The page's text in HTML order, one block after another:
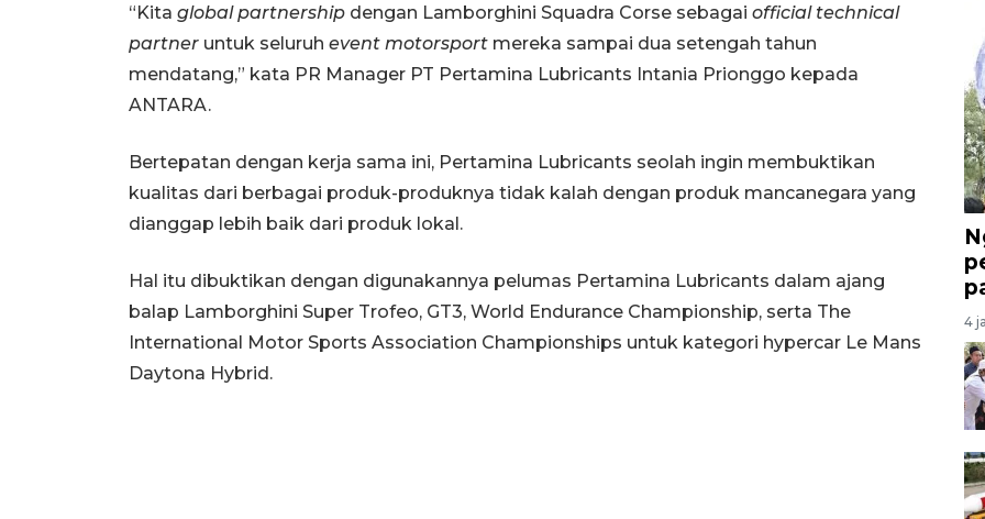
“Kita global partnership dengan Lamborghini Squadra Corse sebagai official technical
partner untuk seluruh event motorsport mereka sampai dua setengah tahun
mendatang,” kata PR Manager PT Pertamina Lubricants Intania Prionggo kepada
ANTARA.
Bertepatan dengan kerja sama ini, Pertamina Lubricants seolah ingin membuktikan
kualitas dari berbagai produk-produknya tidak kalah dengan produk mancanegara yang
dianggap lebih baik dari produk lokal.
Hal itu dibuktikan dengan digunakannya pelumas Pertamina Lubricants dalam ajang
balap Lamborghini Super Trofeo, GT3, World Endurance Championship, serta The
International Motor Sports Association Championships untuk kategori hypercar Le Mans
Daytona Hybrid.
4